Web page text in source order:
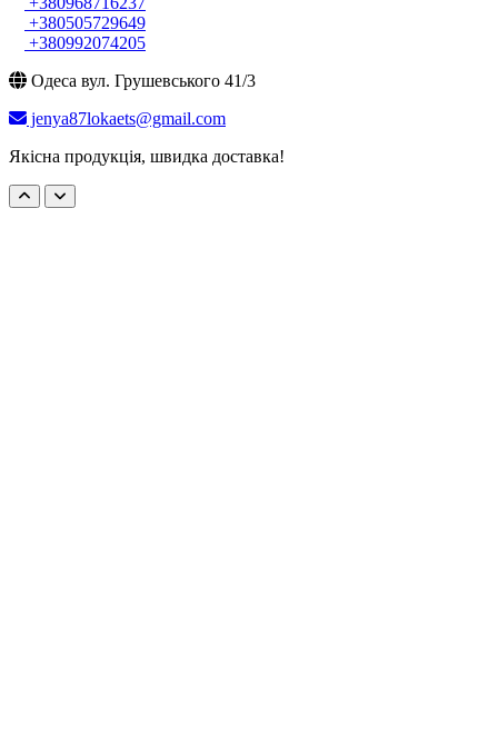
+380505729649
+380992074205
Одеса вул. Грушевського 41/3
jenya87lokaets@gmail.com
Якісна продукція, швидка доставка!